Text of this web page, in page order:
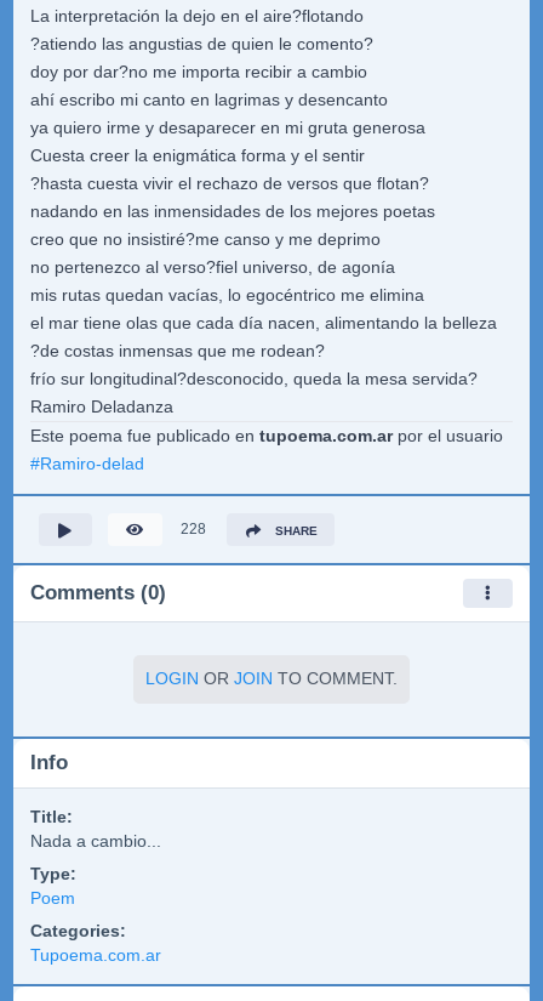
La interpretación la dejo en el aire?flotando
?atiendo las angustias de quien le comento?
doy por dar?no me importa recibir a cambio
ahí escribo mi canto en lagrimas y desencanto
ya quiero irme y desaparecer en mi gruta generosa
Cuesta creer la enigmática forma y el sentir
?hasta cuesta vivir el rechazo de versos que flotan?
nadando en las inmensidades de los mejores poetas
creo que no insistiré?me canso y me deprimo
no pertenezco al verso?fiel universo, de agonía
mis rutas quedan vacías, lo egocéntrico me elimina
el mar tiene olas que cada día nacen, alimentando la belleza
?de costas inmensas que me rodean?
frío sur longitudinal?desconocido, queda la mesa servida?
Ramiro Deladanza
Este poema fue publicado en tupoema.com.arpor el usuario
#Ramiro-delad
228 SHARE
Comments (0)
LOGIN OR JOIN TO COMMENT.
Info
Title:
Nada a cambio...
Type:
Poem
Categories:
Tupoema.com.ar